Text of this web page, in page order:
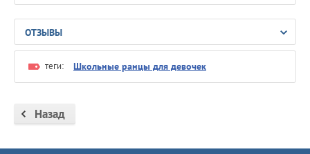
ОТЗЫВЫ
теги: Школьные ранцы для девочек
Назад